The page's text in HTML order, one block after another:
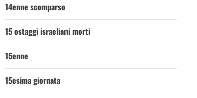
14enne scomparso
15 ostaggi israeliani morti
15enne
15esima giornata